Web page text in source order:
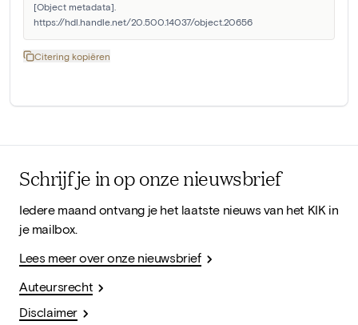
[Object metadata].
https://hdl.handle.net/20.500.14037/object.20656
Citering kopiëren
Schrijf je in op onze nieuwsbrief
Iedere maand ontvang je het laatste nieuws van het KIK in
je mailbox.
Lees meer over onze nieuwsbrief
Auteursrecht
Disclaimer